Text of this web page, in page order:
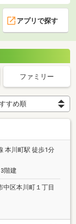
アプリで探す
ファミリー
本川町駅 徒歩1分
階建
中区本川町１丁目